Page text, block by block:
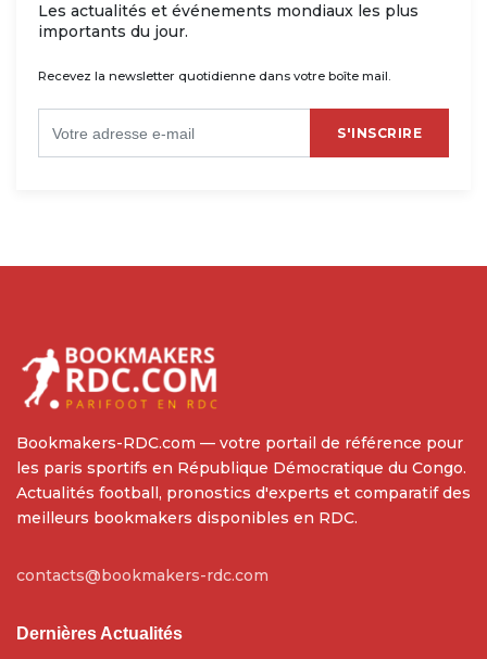
Les actualités et événements mondiaux les plus
importants du jour.
Recevez la newsletter quotidienne dans votre boîte mail.
S'INSCRIRE
Bookmakers-RDC.com — votre portail de référence pour
les paris sportifs en République Démocratique du Congo.
Actualités football, pronostics d'experts et comparatif des
meilleurs bookmakers disponibles en RDC.
contacts@bookmakers-rdc.com
Dernières Actualités